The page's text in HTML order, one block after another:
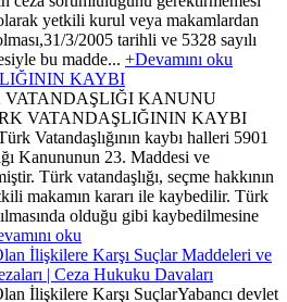
yetkili kurul veya makamlardan
3/2005 tarihli ve 5328 sayılı
bu madde... +Devamını oku
KAYBI
VATANDAŞLIĞI KANUNU
VATANDAŞLIĞININ KAYBI
Vatandaşlığının kaybı halleri 5901
Kanununun 23. Maddesi ve
Türk vatandaşlığı, seçme hakkının
makamın kararı ile kaybedilir. Türk
olduğu gibi kaybedilmesine
oku
İlişkilere Karşı Suçlar Maddeleri ve
| Ceza Hukuku Davaları
İlişkilere Karşı SuçlarYabancı devlet